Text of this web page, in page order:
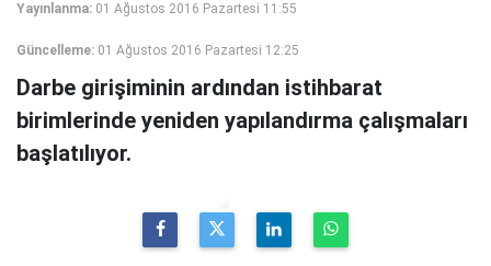
Yayınlanma: 01 Ağustos 2016 Pazartesi 11:55
Güncelleme: 01 Ağustos 2016 Pazartesi 12:25
Darbe girişiminin ardından istihbarat
birimlerinde yeniden yapılandırma çalışmaları
başlatılıyor.